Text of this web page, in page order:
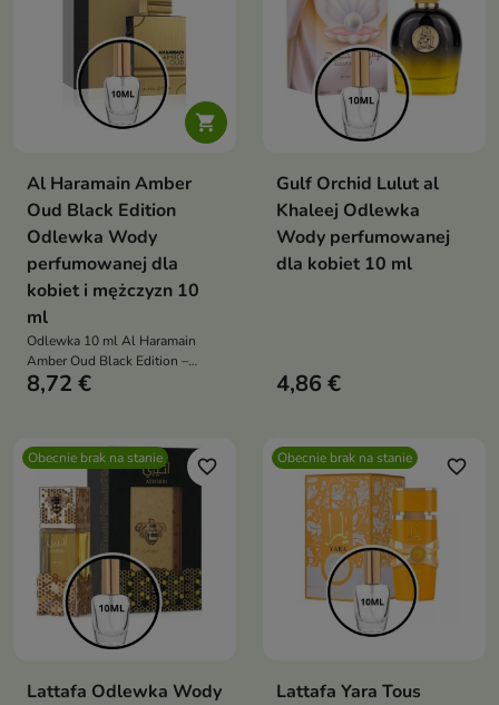

Al Haramain Amber
Oud Black Edition
Odlewka Wody
perfumowanej dla
kobiet i mężczyzn 10
ml
Odlewka 10 ml Al Haramain
Amber Oud Black Edition –
luksusowy, orientalny, ciepły
8,72 €
Gulf Orchid Lulut al
Khaleej Odlewka
Wody perfumowanej
dla kobiet 10 ml
4,86 €
Obecnie brak na stanie favorite_border
Lattafa Odlewka Wody
Obecnie brak na stanie favorite_border
Lattafa Yara Tous